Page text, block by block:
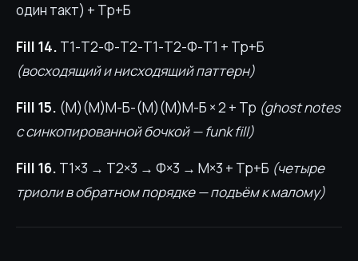
один такт) + Тр+Б
Fill 14. Т1-Т2-Ф-Т2-Т1-Т2-Ф-Т1 + Тр+Б
(восходящий и нисходящий паттерн)
Fill 15. (М)(М)М-Б-(М)(М)М-Б × 2 + Тр (ghost notes
с синкопированной бочкой — funk fill)
Fill 16. Т1×3 → Т2×3 → Ф×3 → М×3 + Тр+Б (четыре
триоли в обратном порядке — подъём к малому)